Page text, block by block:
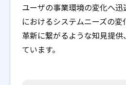
ユーザの事業環境の変化へ
におけるシステムニーズの変
革新に繋がるような知見提
ています。